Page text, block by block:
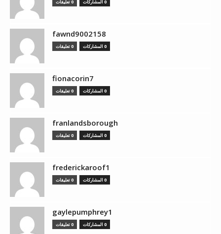
0 المشاركات 0 تعليقات
fawnd9002158
0 المشاركات 0 تعليقات
fionacorin7
0 المشاركات 0 تعليقات
franlandsborough
0 المشاركات 0 تعليقات
frederickaroof1
0 المشاركات 0 تعليقات
gaylepumphrey1
0 المشاركات 0 تعليقات